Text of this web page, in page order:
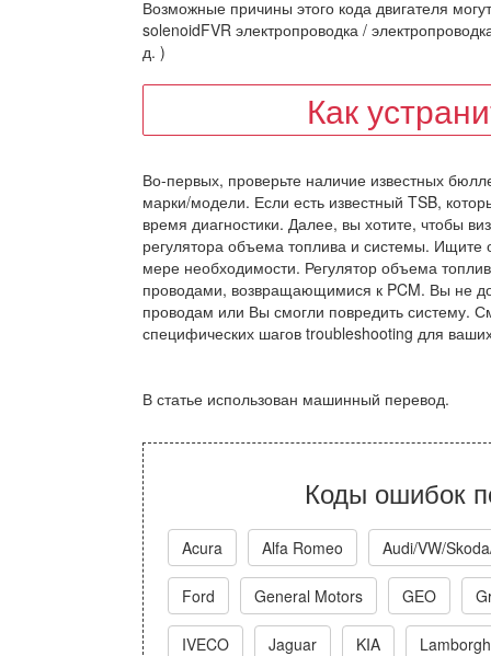
Возможные причины этого кода двигателя
solenoidFVR электропроводка /
д. )
Как
Во-первых, проверьте наличие известных
марки/модели. Если есть известный TSB,
время диагностики. Далее, вы хотите, чтобы
регулятора объема топлива и системы.
мере необходимости. Регулятор объема
проводами, возвращающимися к PCM. Вы не
проводам или Вы смогли повредить систему.
специфических шагов troubleshooting для
В статье использован машинный перевод.
Коды ошибок
Acura Alfa Romeo Audi/VW/
Ford General Motors GEO
IVECO Jaguar KIA